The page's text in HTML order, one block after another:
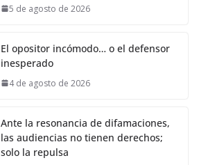
5 de agosto de 2026
El opositor incómodo… o el defensor
inesperado
4 de agosto de 2026
Ante la resonancia de difamaciones,
las audiencias no tienen derechos;
solo la repulsa